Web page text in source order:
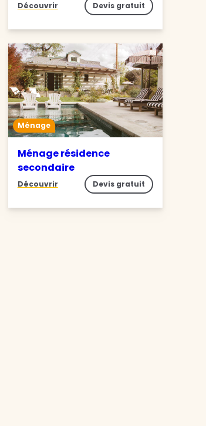
Découvrir Devis gratuit
Ménage
Ménage résidence
secondaire
Découvrir Devis gratuit